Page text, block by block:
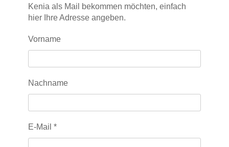
Kenia als Mail bekommen möchten, einfach
hier Ihre Adresse angeben.
Vorname
Nachname
E-Mail *